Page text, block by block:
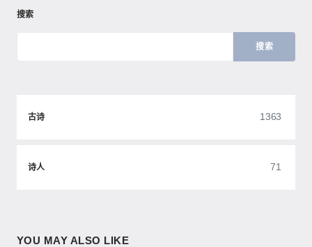
搜索
搜索
古诗 1363
诗人 71
YOU MAY ALSO LIKE